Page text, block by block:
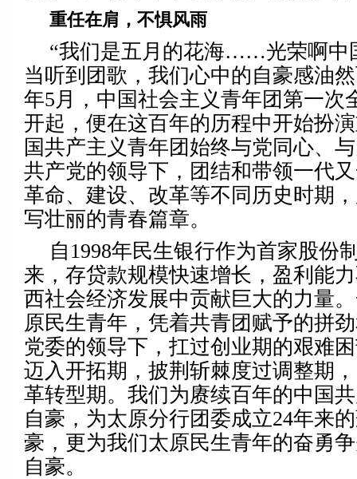
重任在肩，不惧风雨
“我们是五月的花海……光荣啊
当听到团歌，我们心中的自豪感油
年5月，中国社会主义青年团第一次
开起，便在这百年的历程中开始扮
国共产主义青年团始终与党同心、
共产党的领导下，团结和带领一代
革命、建设、改革等不同历史时期
写壮丽的青春篇章。
自1998年民生银行作为首家股份
来，存贷款规模快速增长，盈利能
西社会经济发展中贡献巨大的力量
原民生青年，凭着共青团赋予的拼
党委的领导下，扛过创业期的艰难
迈入开拓期，披荆斩棘度过调整期
革转型期。我们为赓续百年的中国
自豪，为太原分行团委成立24年来
豪，更为我们太原民生青年的奋勇
自豪。